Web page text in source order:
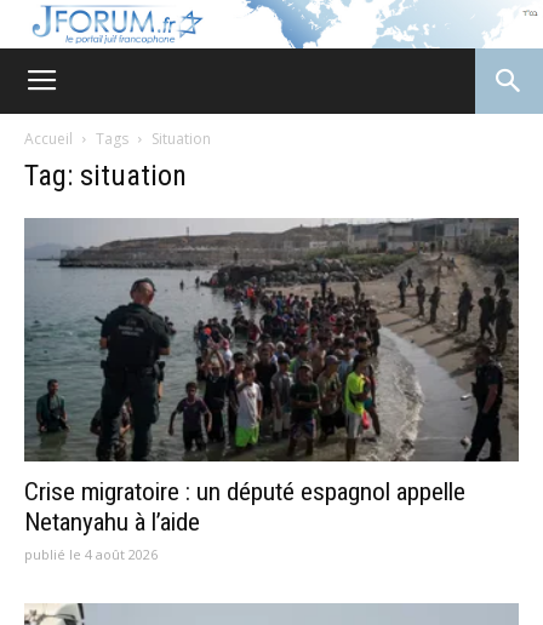
Accueil Tags Situation
Tag: situation
Crise migratoire : un député espagnol appelle
Netanyahu à l’aide
publié le 4 août 2026